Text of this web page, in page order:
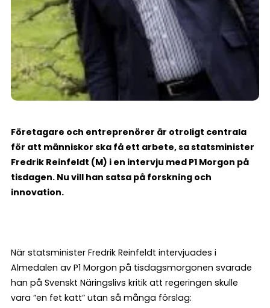
Företagare och entreprenörer är otroligt centrala
för att människor ska få ett arbete, sa statsminister
Fredrik Reinfeldt (M) i en intervju med P1 Morgon på
tisdagen. Nu vill han satsa på forskning och
innovation.
När statsminister Fredrik Reinfeldt intervjuades i
Almedalen av P1 Morgon på tisdagsmorgonen svarade
han på Svenskt Näringslivs kritik att regeringen skulle
vara ”en fet katt” utan så många förslag: